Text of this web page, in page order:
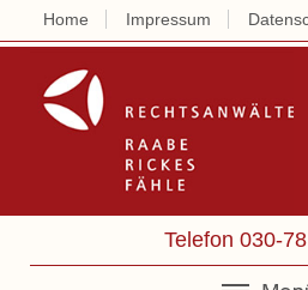
Home Impressum
Telefon 030-